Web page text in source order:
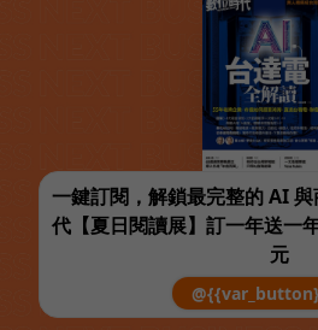
一鍵訂閱，解鎖最完整的 AI
代【夏日閱讀展】訂一年送一
元